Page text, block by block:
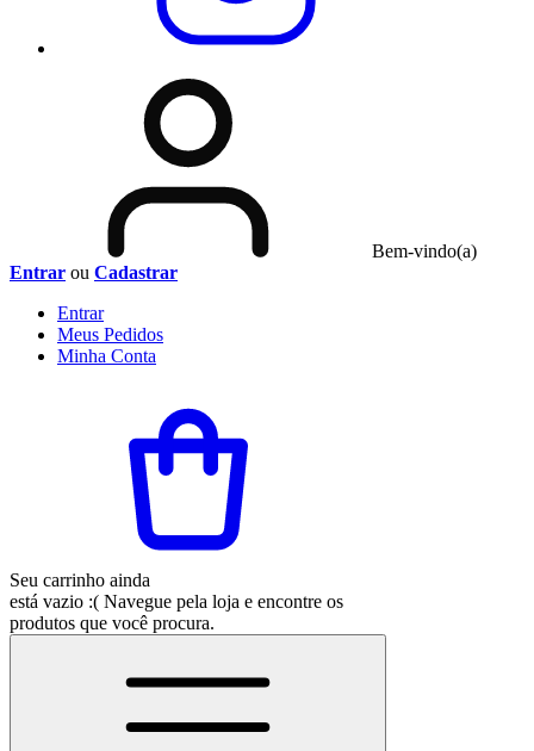
Bem-vindo(a)
Entrar ou Cadastrar
Entrar
Meus Pedidos
Minha Conta
Seu carrinho ainda
está vazio :( Navegue pela loja e encontre os
produtos que você procura.